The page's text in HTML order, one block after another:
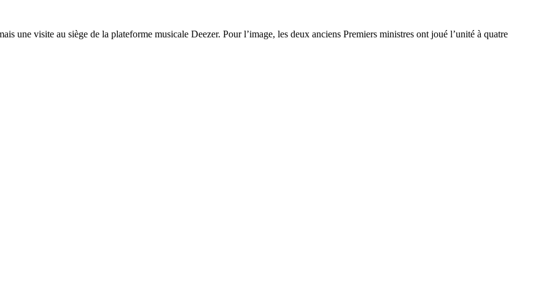
une visite au siège de la plateforme musicale Deezer. Pour l’image, les deux anciens Premiers ministres ont joué l’unité à quatre